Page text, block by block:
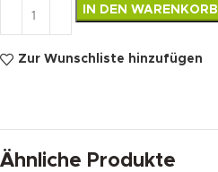
IN DEN WARENKORB
Zur Wunschliste hinzufügen
Ähnliche Produkte